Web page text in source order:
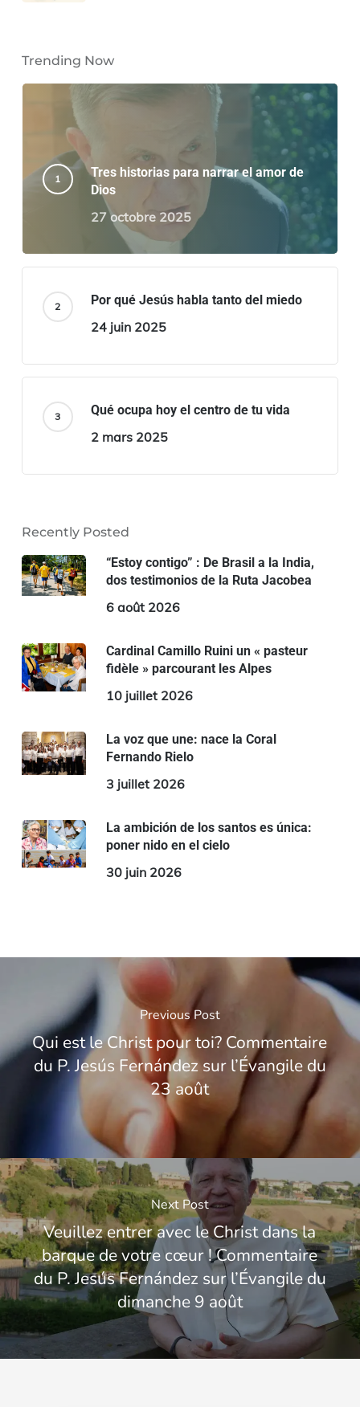
Trending Now
Tres historias para narrar el amor de
Dios
27 octobre 2025
Por qué Jesús habla tanto del miedo
24 juin 2025
Qué ocupa hoy el centro de tu vida
2 mars 2025
Recently Posted
“Estoy contigo” : De Brasil a la India,
dos testimonios de la Ruta Jacobea
6 août 2026
Cardinal Camillo Ruini un « pasteur
fidèle » parcourant les Alpes
10 juillet 2026
La voz que une: nace la Coral
Fernando Rielo
3 juillet 2026
La ambición de los santos es única:
poner nido en el cielo
30 juin 2026
Previous Post
Qui est le Christ pour toi? Commentaire
du P. Jesús Fernández sur l’Évangile du
23 août
Next Post
Veuillez entrer avec le Christ dans la
barque de votre cœur ! Commentaire
du P. Jesús Fernández sur l’Évangile du
dimanche 9 août